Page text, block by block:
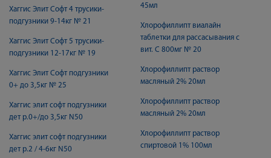
Хаггис Элит Софт 4 трусики-
подгузники 9-14кг № 21
Хаггис Элит Софт 5 трусики-
подгузники 12-17кг № 19
Хаггис Элит Софт подгузники
0+ до 3,5кг № 25
Хаггис элит софт подгузники
дет р.0+/до 3,5кг N50
Хаггис элит софт подгузники
дет р.2 / 4-6кг N50
45мл
Хлорофиллипт виалайн
таблетки для рассасывания с
вит. С 800мг № 20
Хлорофиллипт раствор
масляный 2% 20мл
Хлорофиллипт раствор
масляный 2% 20мл
Хлорофиллипт раствор
спиртовой 1% 100мл